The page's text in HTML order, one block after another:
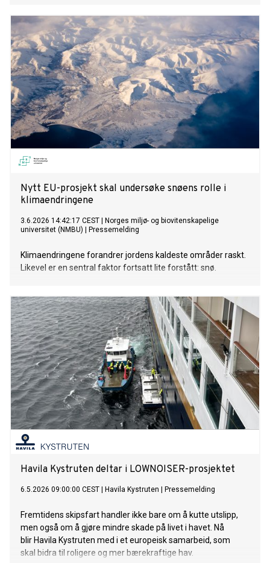
viktigere i dag enn noen gang tidligere, skriver Kasakhstans
president Kassym-Jomart Tokayev i denne
kommentarartikkelen for Euronews. Han peker på tre
sentrale strategiske mål for å bygge neste kapittel i det
strategiske partnerskapet mellom Kasakhstan og EU.
Nytt EU-prosjekt skal undersøke snøens rolle i
klimaendringene
3.6.2026 14:42:17 CEST
Norges miljø- og biovitenskapelige
universitet (NMBU)
Pressemelding
Klimaendringene forandrer jordens kaldeste områder raskt.
Likevel er en sentral faktor fortsatt lite forstått: snø.
Havila Kystruten deltar i LOWNOISER-prosjektet
6.5.2026 09:00:00 CEST Havila Kystruten Pressemelding
Fremtidens skipsfart handler ikke bare om å kutte utslipp,
men også om å gjøre mindre skade på livet i havet. Nå
blir Havila Kystruten med i et europeisk samarbeid, som
skal bidra til roligere og mer bærekraftige hav.